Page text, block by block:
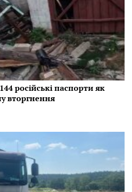
російські паспорти як
вторгнення